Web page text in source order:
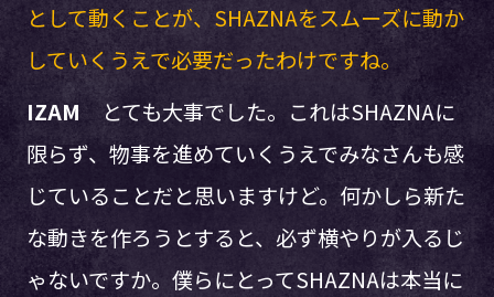
として動くことが、SHAZNAをスムーズに動か
していくうえで必要だったわけですね。
IZAM とても大事でした。これはSHAZNAに
限らず、物事を進めていくうえでみなさんも感
じていることだと思いますけど。何かしら新た
な動きを作ろうとすると、必ず横やりが入るじ
ゃないですか。僕らにとってSHAZNAは本当に